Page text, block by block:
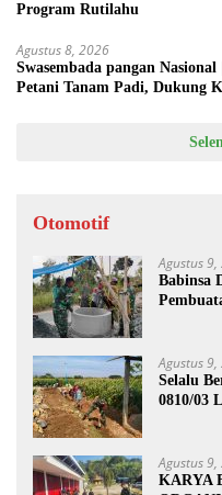
Program Rutilahu
Agustus 8, 2026
Swasembada pangan
Petani Tanam Padi, Dukung
Otomotif
Agustus
Babinsa
Agustus
Selalu
0810/03
Agustus
KARYA